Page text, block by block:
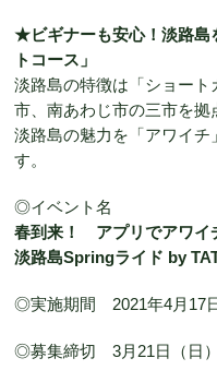
★ビギナーも安心！淡路島
トコース」
淡路島の特徴は「ショー
市、南あわじ市の三市を拠
淡路島の魅力を「アワイチ
す。
◎イベント名
春到来！ アプリでアワイ
淡路島Springライド by
◎実施期間 2021年4月17日
◎募集締切 3月21日（日）